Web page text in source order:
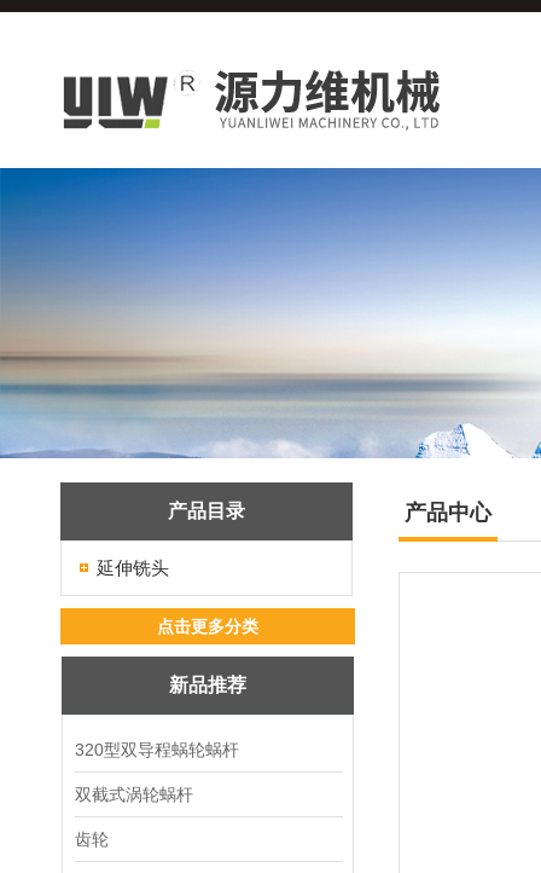
产品目录
延伸铣头
点击更多分类
新品推荐
320型双导程蜗轮蜗杆
双截式涡轮蜗杆
齿轮
产品中心